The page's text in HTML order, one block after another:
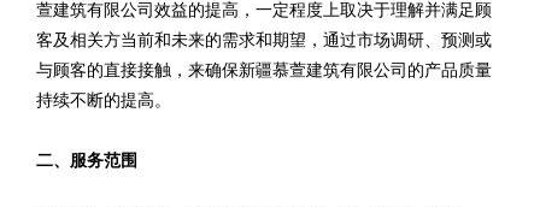
萱建筑有限公司效益的提高，一定程度上取决于理解并满足顾
客及相关方当前和未来的需求和期望，通过市场调研、预测或
与顾客的直接接触，来确保新疆慕萱建筑有限公司的产品质量
持续不断的提高。
二、服务范围